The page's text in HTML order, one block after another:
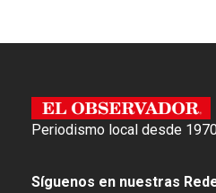
Periodismo local desde
Síguenos en nuestras